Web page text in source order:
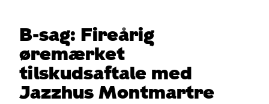
B-sag: Fireårig
øremærket
tilskudsaftale med
Jazzhus Montmartre